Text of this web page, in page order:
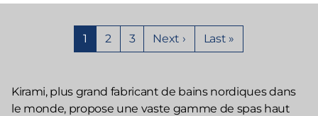
Page
courante
1 Page
2 Page
3
Page
suivante
Next ›
Dernière
page
Last »
Kirami, plus grand fabricant de bains nordiques dans
le monde, propose une vaste gamme de spas haut